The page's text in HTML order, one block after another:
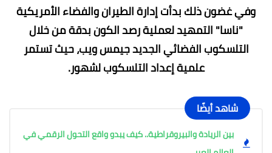
وفي غضون ذلك بدأت إدارة الطيران والفضاء الأمريكية
"ناسا" التمهيد لعملية رصد الكون بدقة من خلال
التلسكوب الفضائي الجديد جيمس ويب، حيث تستمر
علمية إعداد التلسكوب لشهور.
شاهد أيضًا
بين الريادة والبيروقراطية.. كيف يبدو واقع التحول الرقمي في